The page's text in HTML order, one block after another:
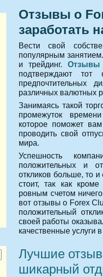
Отзывы о
заработать
Вести свой
популярным
и трейдинг. Отзывы
подтверждают
предпочтительных
различных валютных
Занимаясь такой
промежуток
которое поможет
проводить свой
мира.
Успешность
положительных и
откликов больше, то и
стоит, так как
ровным счетом
вот отзывы о Forex
положительный
своей работы
качественные услуги
Лучшие
шикарный